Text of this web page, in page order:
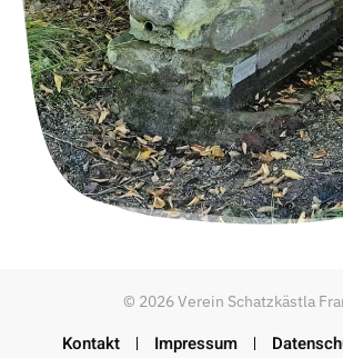
© 2026Verein Schatzkästla
Kontakt Impressum